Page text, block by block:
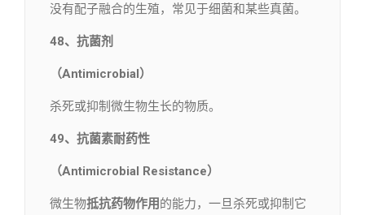
没有配子融合的生殖，常见于细菌和某些真菌。
48、抗菌剂
（Antimicrobial）
杀死或抑制微生物生长的物质。
49、抗菌素耐药性
（Antimicrobial Resistance）
微生物抵抗药物作用的能力，一旦杀死或抑制它